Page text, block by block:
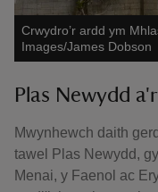
Crwydro’r ardd ym
Images/James Dobson
Plas Newydd
Mwynhewch daith
tawel Plas Newydd,
Menai, y Faenol ac